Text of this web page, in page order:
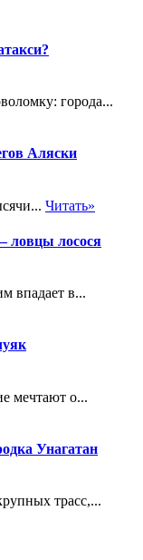
города...
Аляски
Читать»
ловцы лосося
впадает в...
мечтают о...
Унагатан
трасс,...